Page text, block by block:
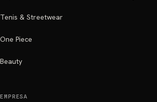
Tenis & Streetwear
One Piece
Beauty
EMPRESA